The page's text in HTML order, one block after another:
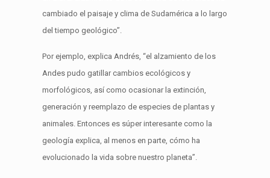
cambiado el paisaje y clima de Sudamérica a lo largo
del tiempo geológico”.
Por ejemplo, explica Andrés, “el alzamiento de los
Andes pudo gatillar cambios ecológicos y
morfológicos, así como ocasionar la extinción,
generación y reemplazo de especies de plantas y
animales. Entonces es súper interesante como la
geología explica, al menos en parte, cómo ha
evolucionado la vida sobre nuestro planeta”.